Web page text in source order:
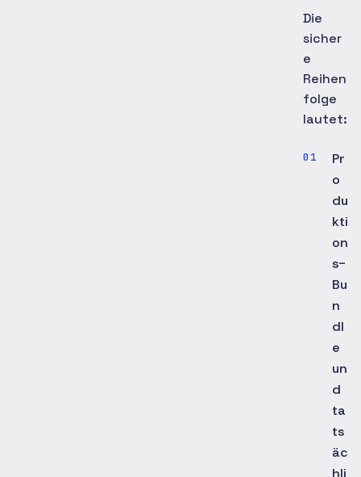
Die
sicher
e
Reihen
folge
lautet:
Pr
o
du
kti
on
s-
Bu
n
dl
e
un
d
ta
ts
äc
hli